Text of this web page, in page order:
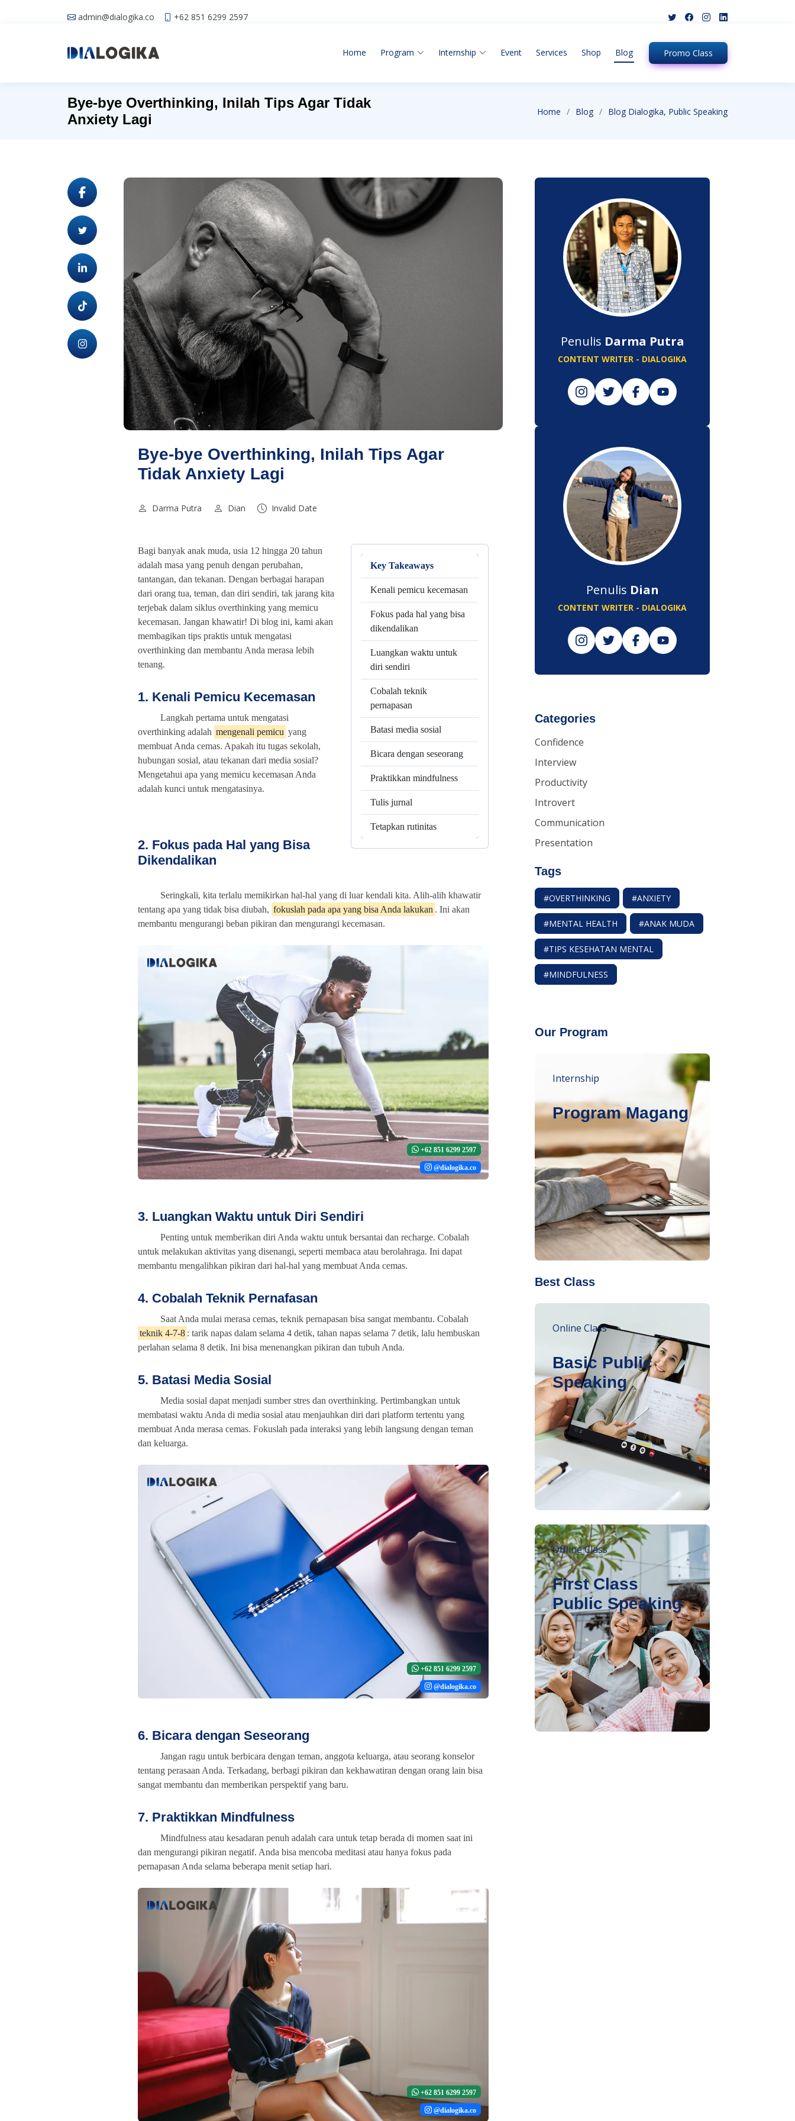
admin@dialogika.co +62 851 6299 2597
Home Program Internship Event Services Shop Blog Promo Class
Bye-bye Overthinking, Inilah Tips Agar Tidak
Anxiety Lagi
Home Blog Blog Dialogika, Public Speaking
Bye-bye Overthinking, Inilah Tips Agar
Tidak Anxiety Lagi
Darma Putra Dian Invalid Date
Bagi banyak anak muda, usia 12 hingga 20 tahun
adalah masa yang penuh dengan perubahan,
tantangan, dan tekanan. Dengan berbagai harapan
dari orang tua, teman, dan diri sendiri, tak jarang kita
terjebak dalam siklus overthinking yang memicu
kecemasan. Jangan khawatir! Di blog ini, kami akan
membagikan tips praktis untuk mengatasi
overthinking dan membantu Anda merasa lebih
tenang.
1. Kenali Pemicu Kecemasan
Langkah pertama untuk mengatasi
overthinking adalah mengenali pemicu yang
membuat Anda cemas. Apakah itu tugas sekolah,
hubungan sosial, atau tekanan dari media sosial?
Mengetahui apa yang memicu kecemasan Anda
adalah kunci untuk mengatasinya.
2. Fokus pada Hal yang Bisa
Dikendalikan
Key Takeaways
Kenali pemicu kecemasan
Fokus pada hal yang bisa
dikendalikan
Luangkan waktu untuk
diri sendiri
Cobalah teknik
pernapasan
Batasi media sosial
Bicara dengan seseorang
Praktikkan mindfulness
Tulis jurnal
Tetapkan rutinitas
Seringkali, kita terlalu memikirkan hal-hal yang di luar kendali kita. Alih-alih khawatir
tentang apa yang tidak bisa diubah, fokuslah pada apa yang bisa Anda lakukan . Ini akan
membantu mengurangi beban pikiran dan mengurangi kecemasan.
+62 851 6299 2597
@dialogika.co
3. Luangkan Waktu untuk Diri Sendiri
Penting untuk memberikan diri Anda waktu untuk bersantai dan recharge. Cobalah
untuk melakukan aktivitas yang disenangi, seperti membaca atau berolahraga. Ini dapat
membantu mengalihkan pikiran dari hal-hal yang membuat Anda cemas.
4. Cobalah Teknik Pernafasan
Saat Anda mulai merasa cemas, teknik pernapasan bisa sangat membantu. Cobalah
teknik 4-7-8 : tarik napas dalam selama 4 detik, tahan napas selama 7 detik, lalu hembuskan
perlahan selama 8 detik. Ini bisa menenangkan pikiran dan tubuh Anda.
5. Batasi Media Sosial
Media sosial dapat menjadi sumber stres dan overthinking. Pertimbangkan untuk
membatasi waktu Anda di media sosial atau menjauhkan diri dari platform tertentu yang
membuat Anda merasa cemas. Fokuslah pada interaksi yang lebih langsung dengan teman
dan keluarga.
+62 851 6299 2597
@dialogika.co
6. Bicara dengan Seseorang
Jangan ragu untuk berbicara dengan teman, anggota keluarga, atau seorang konselor
tentang perasaan Anda. Terkadang, berbagi pikiran dan kekhawatiran dengan orang lain bisa
sangat membantu dan memberikan perspektif yang baru.
7. Praktikkan Mindfulness
Mindfulness atau kesadaran penuh adalah cara untuk tetap berada di momen saat ini
dan mengurangi pikiran negatif. Anda bisa mencoba meditasi atau hanya fokus pada
pernapasan Anda selama beberapa menit setiap hari.
+62 851 6299 2597
@dialogika.co
Penulis Darma Putra
CONTENT WRITER - DIALOGIKA
Penulis Dian
CONTENT WRITER - DIALOGIKA
Categories
Confidence
Interview
Productivity
Introvert
Communication
Presentation
Tags
#OVERTHINKING #ANXIETY
#MENTAL HEALTH #ANAK MUDA
#TIPS KESEHATAN MENTAL
#MINDFULNESS
Our Program
Internship
Program Magang
Best Class
Online Class
Basic Public
Speaking
Offline Class
First Class
Public Speaking